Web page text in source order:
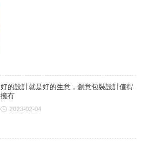
好的設計就是好的生意，創意包裝設計值得
擁有
2023-02-04